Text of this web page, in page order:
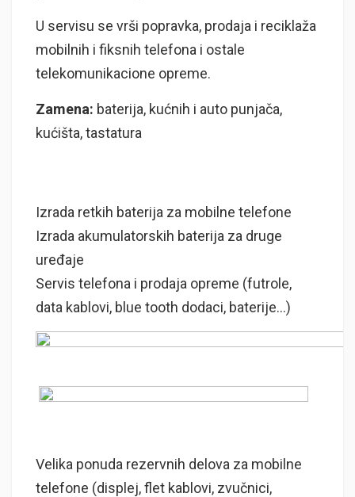
U servisu se vrši popravka, prodaja i reciklaža
mobilnih i fiksnih telefona i ostale
telekomunikacione opreme.
Zamena: baterija, kućnih i auto punjača,
kućišta, tastatura
Izrada retkih baterija za mobilne telefone
Izrada akumulatorskih baterija za druge
uređaje
Servis telefona i prodaja opreme (futrole,
data kablovi, blue tooth dodaci, baterije…)
Velika ponuda rezervnih delova za mobilne
telefone (displej, flet kablovi, zvučnici,